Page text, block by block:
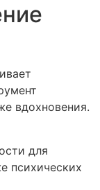
вдохновения.
для
психических